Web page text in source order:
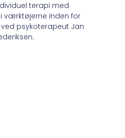
terapi med
værktøjerne inden for
ved psykoterapeut Jan